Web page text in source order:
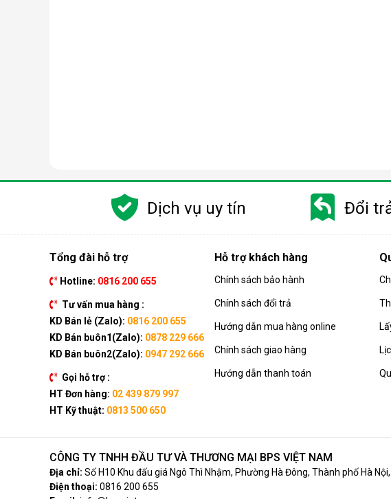
Dịch vụ uy tín Đổi
Tổng đài hỗ trợ
Hotline: 0816 200 655
Tư vấn mua hàng :
KD Bán lẻ (Zalo): 0816 200 655
KD Bán buôn1(Zalo): 0878 229 666
KD Bán buôn2(Zalo): 0947 292 666
Gọi hỗ trợ :
HT Đơn hàng: 02 439 879 997
HT Kỹ thuật: 0813 500 650
Hỗ trợ khách hàng
Chính sách bảo hành
Chính sách đổi trả
Hướng dẫn mua hàng online
Chính sách giao hàng
Hướng dẫn thanh toán
CÔNG TY TNHH ĐẦU TƯ VÀ THƯƠNG MẠI BPS VIỆT NAM
Địa chỉ: Số H10 Khu đấu giá Ngô Thì Nhậm, Phường Hà Đông, Thành phố Hà
Điện thoại: 0816 200 655